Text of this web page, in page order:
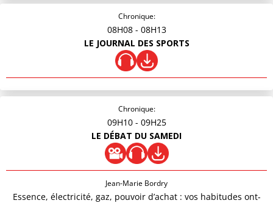
Chronique:
08H08 - 08H13
LE JOURNAL DES SPORTS
Chronique:
09H10 - 09H25
LE DÉBAT DU SAMEDI
Jean-Marie Bordry
Essence, électricité, gaz, pouvoir d’achat : vos habitudes ont-